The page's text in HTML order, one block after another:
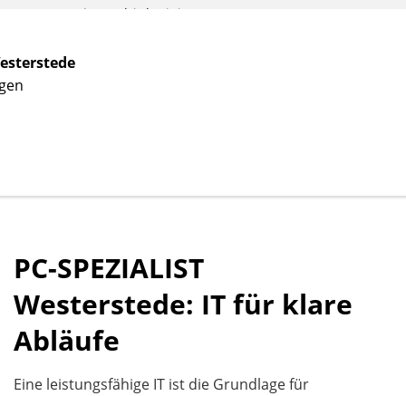
Westerstede Think Digita...
PC-SPEZIALIST
Westerstede: IT für klare
Abläufe
Eine leistungsfähige IT ist die Grundlage für